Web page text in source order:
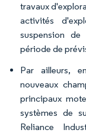
travaux
activités
suspension
période de
Par ailleurs,
nouveaux
principaux
systèmes de
Reliance